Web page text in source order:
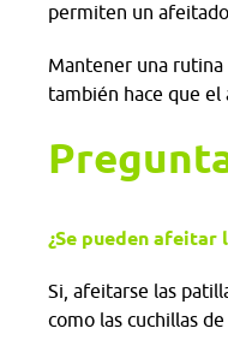
permiten un
Mantener una
también hace que el
¿Se pueden afeitar
Si, afeitarse las
como las cuchillas